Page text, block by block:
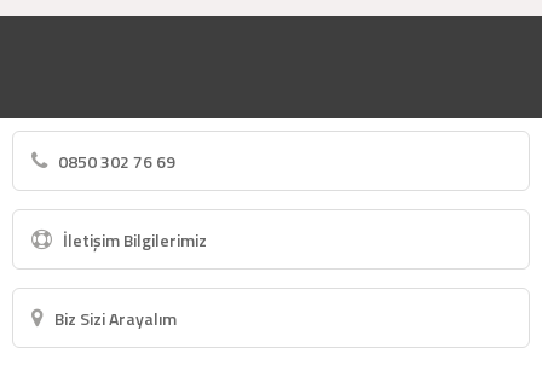
0850 302 76 69
İletişim Bilgilerimiz
Biz Sizi Arayalım